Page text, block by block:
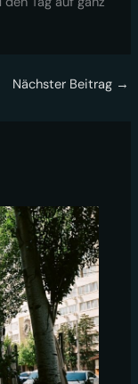
Nächster Beitrag →